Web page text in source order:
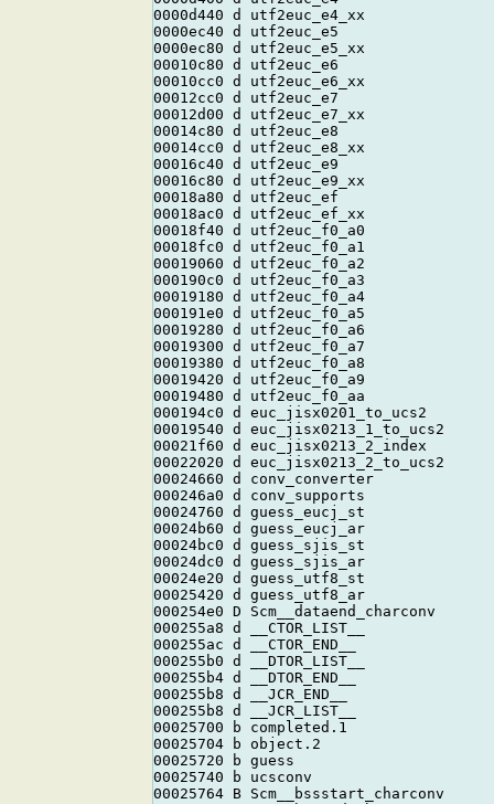
0000d440 d utf2euc_e4_xx
0000ec40 d utf2euc_e5
0000ec80 d utf2euc_e5_xx
00010c80 d utf2euc_e6
00010cc0 d utf2euc_e6_xx
00012cc0 d utf2euc_e7
00012d00 d utf2euc_e7_xx
00014c80 d utf2euc_e8
00014cc0 d utf2euc_e8_xx
00016c40 d utf2euc_e9
00016c80 d utf2euc_e9_xx
00018a80 d utf2euc_ef
00018ac0 d utf2euc_ef_xx
00018f40 d utf2euc_f0_a0
00018fc0 d utf2euc_f0_a1
00019060 d utf2euc_f0_a2
000190c0 d utf2euc_f0_a3
00019180 d utf2euc_f0_a4
000191e0 d utf2euc_f0_a5
00019280 d utf2euc_f0_a6
00019300 d utf2euc_f0_a7
00019380 d utf2euc_f0_a8
00019420 d utf2euc_f0_a9
00019480 d utf2euc_f0_aa
000194c0 d euc_jisx0201_to_ucs2
00019540 d euc_jisx0213_1_to_ucs2
00021f60 d euc_jisx0213_2_index
00022020 d euc_jisx0213_2_to_ucs2
00024660 d conv_converter
000246a0 d conv_supports
00024760 d guess_eucj_st
00024b60 d guess_eucj_ar
00024bc0 d guess_sjis_st
00024dc0 d guess_sjis_ar
00024e20 d guess_utf8_st
00025420 d guess_utf8_ar
000254e0 D Scm__dataend_charconv
000255a8 d __CTOR_LIST__
000255ac d __CTOR_END__
000255b0 d __DTOR_LIST__
000255b4 d __DTOR_END__
000255b8 d __JCR_END__
000255b8 d __JCR_LIST__
00025700 b completed.1
00025704 b object.2
00025720 b guess
00025740 b ucsconv
00025764 B Scm__bssstart_charconv